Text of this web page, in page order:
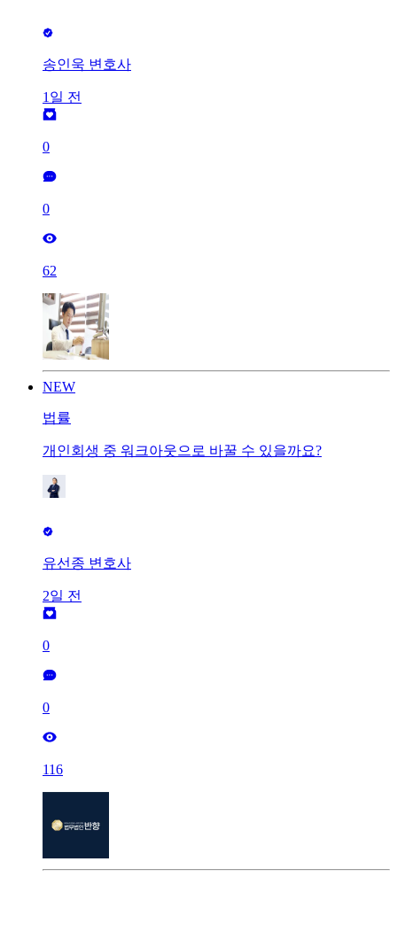
송인욱 변호사
1일 전
0
0
62
NEW
법률
개인회생 중 워크아웃으로 바꿀 수 있을까요?
유선종 변호사
2일 전
0
0
116